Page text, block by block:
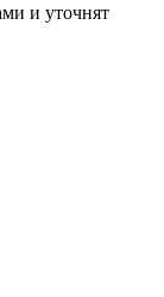
и уточнят